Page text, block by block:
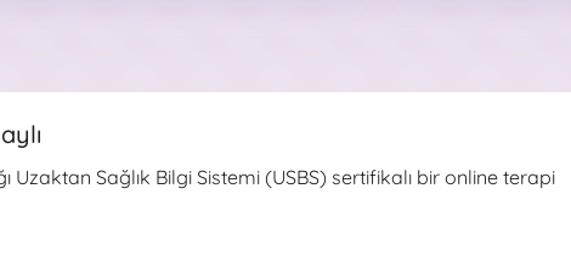
Uzaktan Sağlık Bilgi Sistemi (USBS) sertifikalı bir online terapi